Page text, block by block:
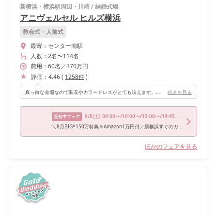
新横浜・横浜駅周辺・川崎/結婚式場
アニヴェルセル ヒルズ横浜
教会式・人前式
最寄： センター南駅
人数： 2名〜114名
費用： 60名 ／370万円
評価： 4.46( 1258件)
真っ白な会場なので装花やカラードレスがとても映えます。本来とは違う位置に高砂を設置してもらったおかげで、窓の光が入って開放感が出て高砂装花も際立ちました！ 続きを見る
受付中フェア 8/8(土) 09:00〜/10:00〜/13:00〜/14:45〜/16:00〜
＼8月BIG*150万特典＆Amazon1万円付／新横浜すぐのガーデン体験×ドレス試着×トリュフ香る牛フィレ試食
ほかのフェアを見る